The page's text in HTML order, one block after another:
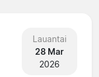
Lauantai
28 Mar
2026